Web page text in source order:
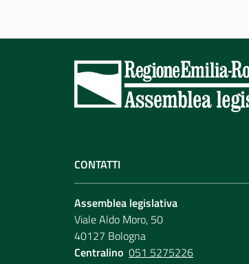
CONTATTI
Assemblea legislativa
Viale Aldo Moro, 50
40127 Bologna
Centralino 051 5275226